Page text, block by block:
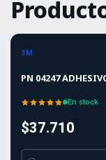
3M
PN 04247
En stock
$37.710